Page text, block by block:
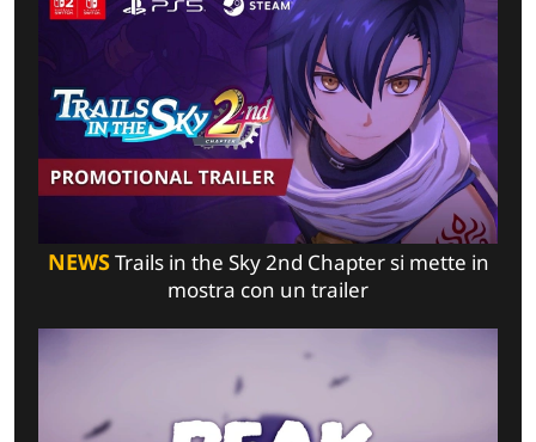
NEWSTrails in the Sky 2nd Chapter si mette in
mostra con un trailer